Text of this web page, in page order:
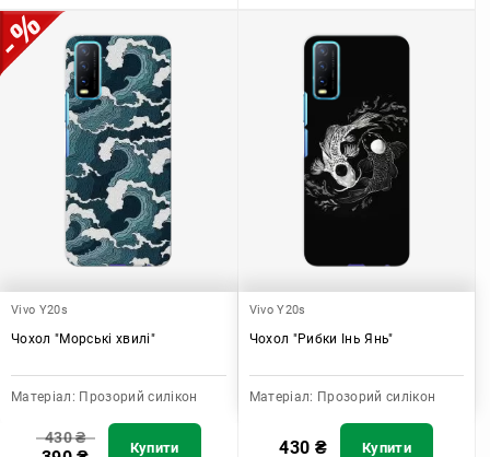
Vivo Y20s
Чохол "Морські хвилі"
Матеріал: Прозорий силікон
430₴
Купити
Vivo Y20s
Чохол "Рибки Інь Янь"
Матеріал: Прозорий силікон
430 ₴ Купити